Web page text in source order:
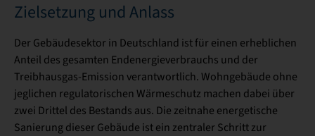
Zielsetzung und Anlass
Der Gebäudesektor in Deutschland ist für einen erheblichen
Anteil des gesamten Endenergieverbrauchs und der
Treibhausgas-Emission verantwortlich. Wohngebäude ohne
jeglichen regulatorischen Wärmeschutz machen dabei über
zwei Drittel des Bestands aus. Die zeitnahe energetische
Sanierung dieser Gebäude ist ein zentraler Schritt zur